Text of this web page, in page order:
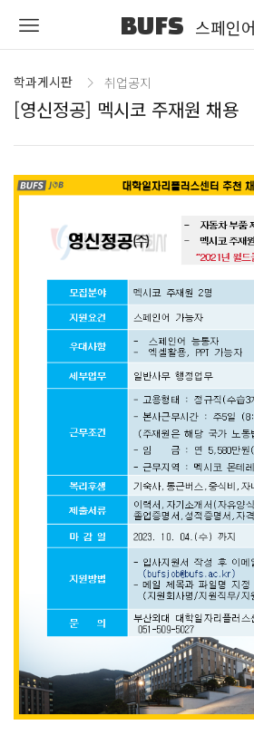
BUFS 스페인
학과게시판 취업공지
[영신정공] 멕시코 주재원 채용